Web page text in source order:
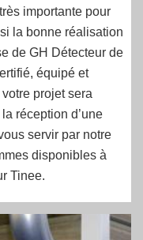
importante pour
la bonne réalisation
de GH Détecteur de
équipé et
projet sera
réception d’une
servir par notre
disponibles à
Tinee.